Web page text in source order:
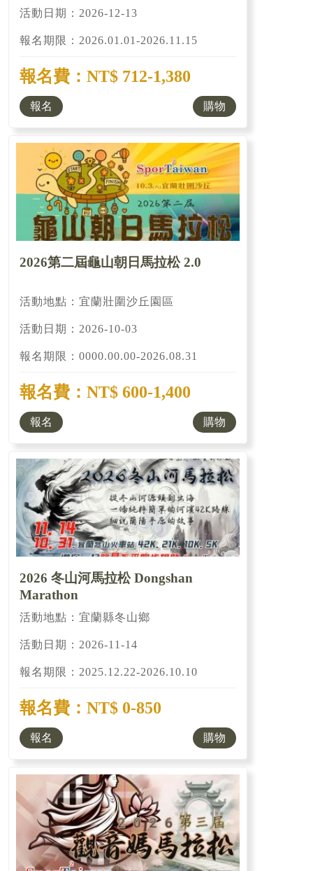
活動日期：2026-12-13
報名期限：2026.01.01-2026.11.15
報名費：NT$ 712-1,380
報名 購物
2026第二屆龜山朝日馬拉松 2.0
活動地點：宜蘭壯圍沙丘園區
活動日期：2026-10-03
報名期限：0000.00.00-2026.08.31
報名費：NT$ 600-1,400
報名 購物
2026 冬山河馬拉松 Dongshan
Marathon
活動地點：宜蘭縣冬山鄉
活動日期：2026-11-14
報名期限：2025.12.22-2026.10.10
報名費：NT$ 0-850
報名 購物